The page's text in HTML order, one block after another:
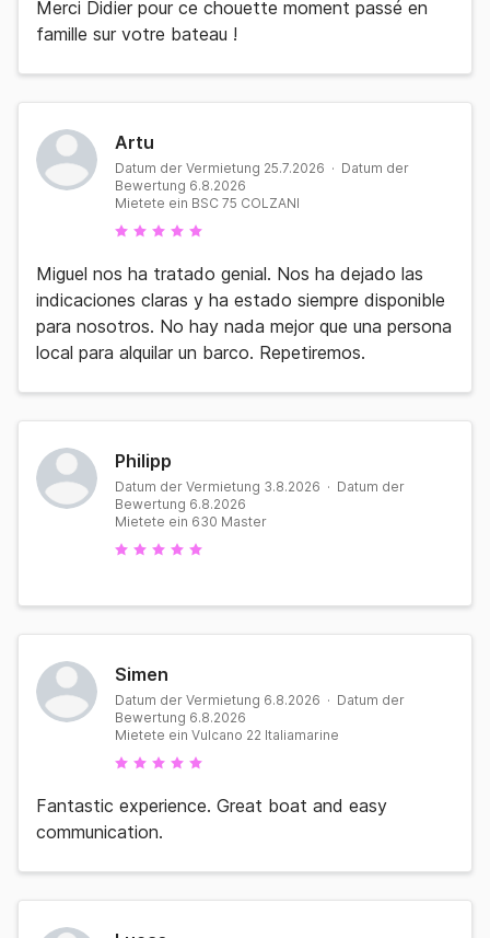
Merci Didier pour ce chouette moment passé en
famille sur votre bateau !
Artu
Datum der Vermietung 25.7.2026 · Datum der
Bewertung 6.8.2026
Mietete ein BSC 75 COLZANI
Miguel nos ha tratado genial. Nos ha dejado las
indicaciones claras y ha estado siempre disponible
para nosotros. No hay nada mejor que una persona
local para alquilar un barco. Repetiremos.
Philipp
Datum der Vermietung 3.8.2026 · Datum der
Bewertung 6.8.2026
Mietete ein 630 Master
Simen
Datum der Vermietung 6.8.2026 · Datum der
Bewertung 6.8.2026
Mietete ein Vulcano 22 Italiamarine
Fantastic experience. Great boat and easy
communication.